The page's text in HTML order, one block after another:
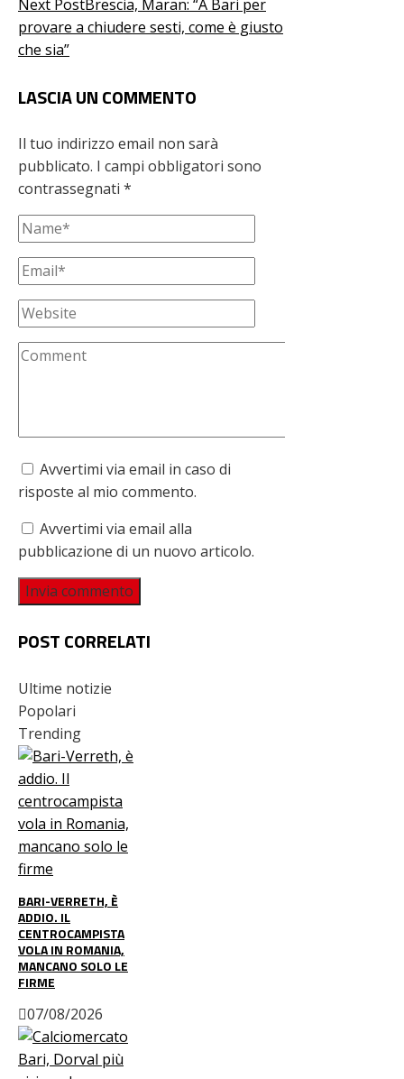
Next PostBrescia, Maran: “A Bari per
provare a chiudere sesti, come è giusto
che sia”
LASCIA UN COMMENTO
Il tuo indirizzo email non sarà
pubblicato. I campi obbligatori sono
contrassegnati *
Avvertimi via email in caso di
risposte al mio commento.
Avvertimi via email alla
pubblicazione di un nuovo articolo.
POST CORRELATI
Ultime notizie
Popolari
Trending
BARI-VERRETH, È
ADDIO. IL
CENTROCAMPISTA
VOLA IN ROMANIA,
MANCANO SOLO LE
FIRME
07/08/2026